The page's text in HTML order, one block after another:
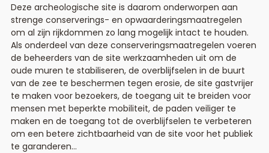
Deze archeologische site is daarom onderworpen aan
strenge conserverings- en opwaarderingsmaatregelen
om al zijn rijkdommen zo lang mogelijk intact te houden.
Als onderdeel van deze conserveringsmaatregelen voeren
de beheerders van de site werkzaamheden uit om de
oude muren te stabiliseren, de overblijfselen in de buurt
van de zee te beschermen tegen erosie, de site gastvrijer
te maken voor bezoekers, de toegang uit te breiden voor
mensen met beperkte mobiliteit, de paden veiliger te
maken en de toegang tot de overblijfselen te verbeteren
om een betere zichtbaarheid van de site voor het publiek
te garanderen…